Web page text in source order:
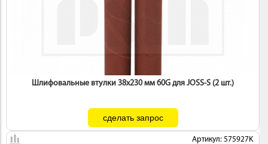
Шлифовальные втулки 38х230 мм 60G для JOSS-S (2 шт.)
Артикул: 575927K